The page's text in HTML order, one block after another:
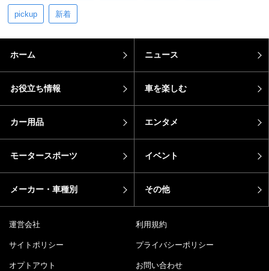
pickup 新着
ホーム ニュース
お役立ち情報 車を楽しむ
カー用品 エンタメ
モータースポーツ イベント
メーカー・車種別 その他
運営会社 利用規約
サイトポリシー プライバシーポリシー
オプトアウト お問い合わせ